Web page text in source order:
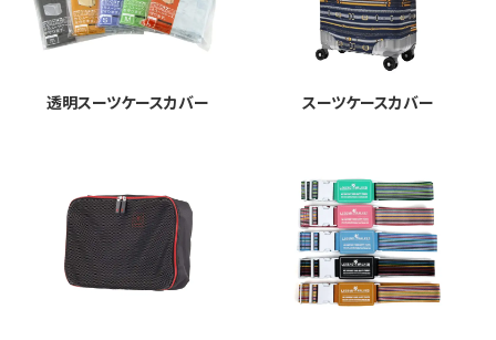
透明スーツケースカバー スーツケースカバー